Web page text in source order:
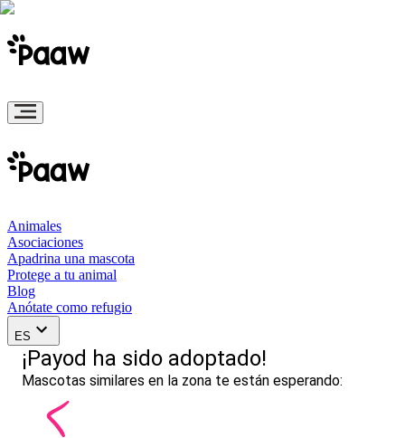
Animales
Asociaciones
Apadrina una mascota
Protege a tu animal
Blog
Anótate como refugio
ES
¡Payod ha sido adoptado!
Mascotas similares en la zona te están esperando: